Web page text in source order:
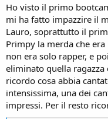
Ho visto il primo
mi ha fatto impazzire il
Lauro, soprattutto il
Primpy la merda che
non era solo rapper, e
eliminato quella ragazza
ricordo cosa abbia
intensissima, una dei
impressi. Per il resto